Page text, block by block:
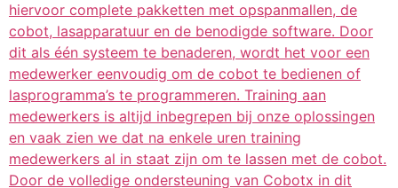
hiervoor complete pakketten met opspanmallen, de
cobot, lasapparatuur en de benodigde software. Door
dit als één systeem te benaderen, wordt het voor een
medewerker eenvoudig om de cobot te bedienen of
lasprogramma’s te programmeren. Training aan
medewerkers is altijd inbegrepen bij onze oplossingen
en vaak zien we dat na enkele uren training
medewerkers al in staat zijn om te lassen met de cobot.
Door de volledige ondersteuning van Cobotx in dit